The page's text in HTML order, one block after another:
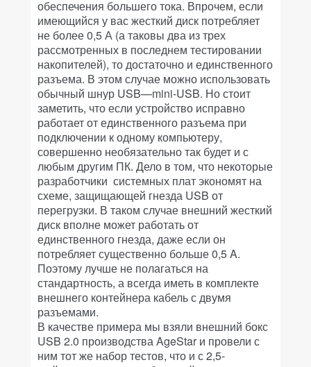
обеспечения большего тока. Впрочем, если
имеющийся у вас жесткий диск потребляет
не более 0,5 А (а таковы два из трех
рассмотренных в последнем тестировании
накопителей), то достаточно и единственного
разъема. В этом случае можно использовать
обычный шнур USB—mini-USB. Но стоит
заметить, что если устройство исправно
работает от единственного разъема при
подключении к одному компьютеру,
совершенно необязательно так будет и с
любым другим ПК. Дело в том, что некоторые
разработчики системных плат экономят на
схеме, защищающей гнезда USB от
перегрузки. В таком случае внешний жесткий
диск вполне может работать от
единственного гнезда, даже если он
потребляет существенно больше 0,5 A.
Поэтому лучше не полагаться на
стандартность, а всегда иметь в комплекте
внешнего контейнера кабель с двумя
разъемами.
В качестве примера мы взяли внешний бокс
USB 2.0 производства AgeStar и провели с
ним тот же набор тестов, что и с 2,5-